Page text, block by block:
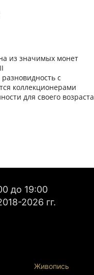
из значимых монет
с
коллекционерами
для своего возраста
до 19:00
2026 гг.
Живопись